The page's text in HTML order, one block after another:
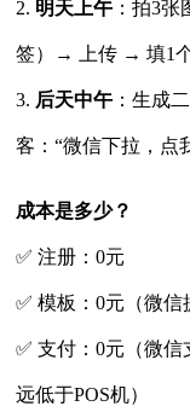
2. 明天上午 ：拍3
签）→ 上传 → 填1个
3. 后天中午 ：生成
客：“微信下拉，点
成本是多少？
✅ 注册：0元
✅ 模板：0元（微信
✅ 支付：0元（微信
远低于POS机）